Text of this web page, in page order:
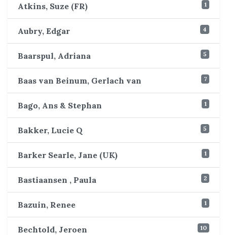
Atkins, Suze (FR) 1
Aubry, Edgar 4
Baarspul, Adriana 5
Baas van Beinum, Gerlach van 7
Bago, Ans & Stephan 1
Bakker, Lucie Q 5
Barker Searle, Jane (UK) 1
Bastiaansen , Paula 2
Bazuin, Renee 1
Bechtold, Jeroen 10